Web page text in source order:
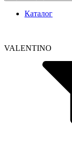
Каталог
VALENTINO